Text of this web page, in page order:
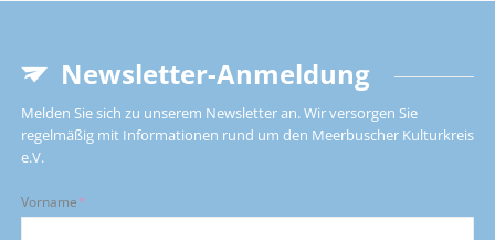
Newsletter-Anmeldung
Melden Sie sich zu unserem Newsletter an. Wir versorgen Sie
regelmäßig mit Informationen rund um den Meerbuscher Kulturkreis
e.V.
Pflichtfeld
Vorname*